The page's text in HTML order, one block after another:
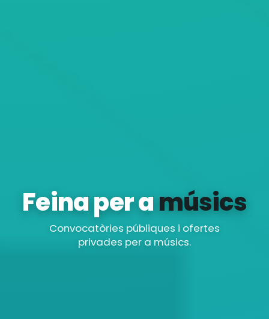
Feina per amúsics
Convocatòries públiques i ofertes
privades per a músics.